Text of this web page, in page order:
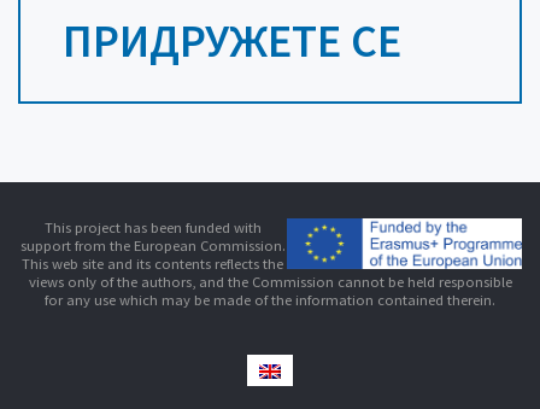
ПРИДРУЖЕТЕ СЕ
This project has been funded with
support from the European Commission.
This web site and its contents reflects the
views only of the authors, and the Commission cannot be held responsible
for any use which may be made of the information contained therein.